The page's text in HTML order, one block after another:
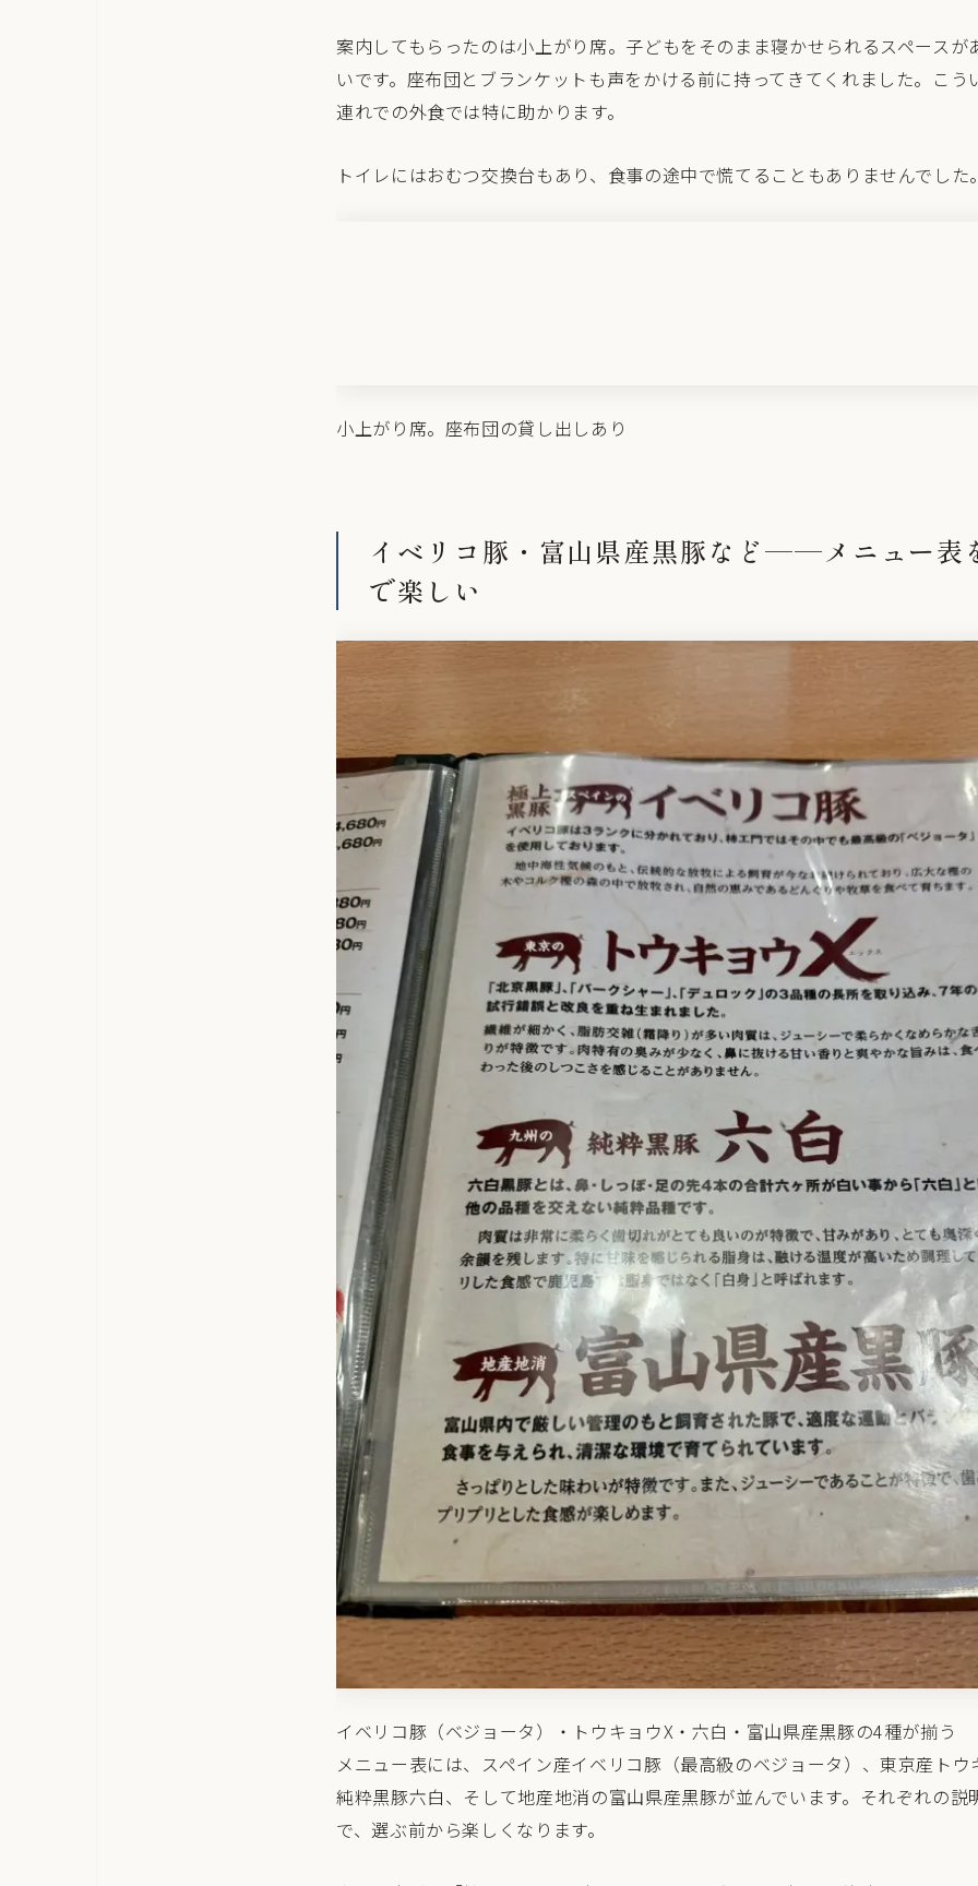
案内してもらったのは小上がり席。子どもをそのまま寝かせられるスペースが
いです。座布団とブランケットも声をかける前に持ってきてくれました。こう
連れでの外食では特に助かります。
トイレにはおむつ交換台もあり、食事の途中で慌てることもありませんでした
小上がり席。座布団の貸し出しあり
イベリコ豚・富山県産黒豚など——メニュー表
で楽しい